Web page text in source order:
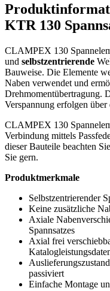
KTR 130
CLAMPEX 130
und selbstzentrierende
Bauweise. Die Elemente
Naben verwendet und
Drehmomentübertragung.
Verspannung erfolgen über
CLAMPEX 130
Verbindung mittels
dieser Bauteile beachten
Sie gern.
Produktmerkmale
Selbstzentrierender
Keine zusätzliche
Axiale
Spannsatzes
Axial frei
passiviert
Einfache Montage